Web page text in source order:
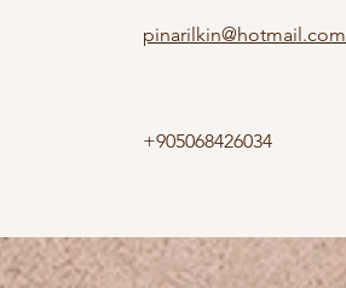
pinarilkin@hotmail.com
+905068426034